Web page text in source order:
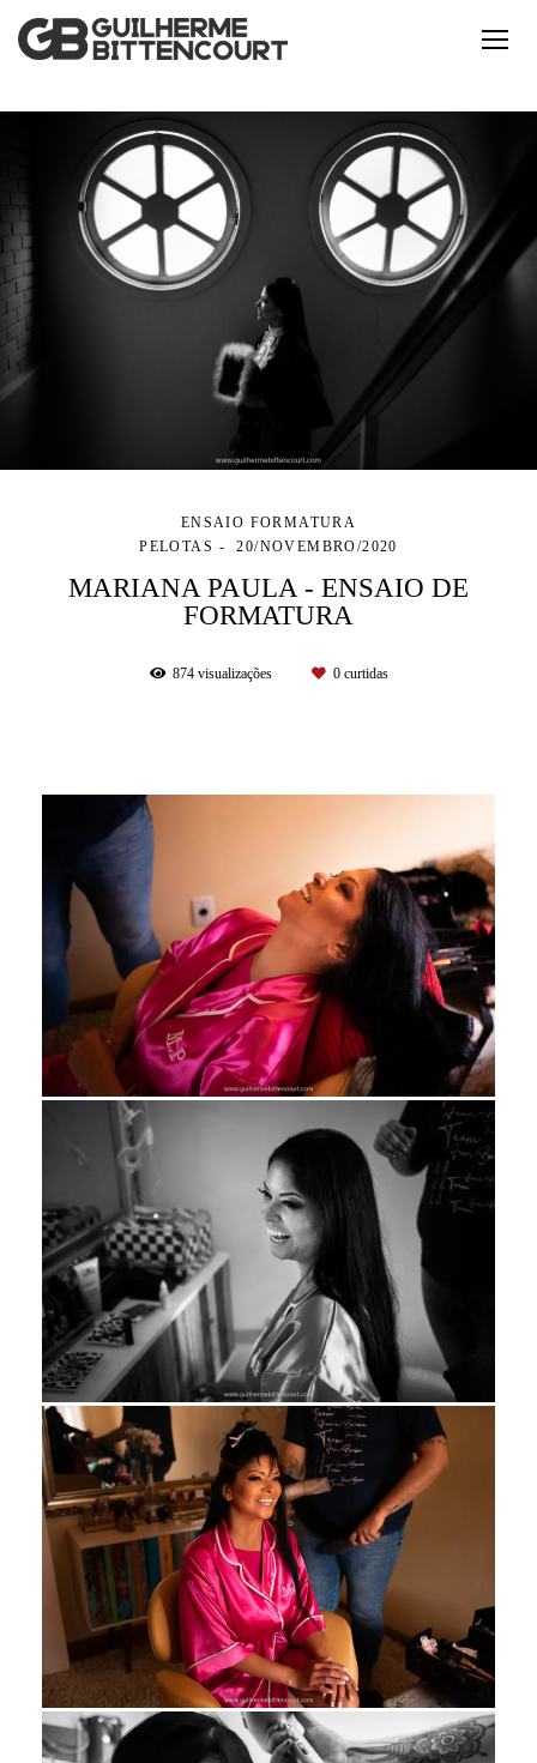
ENSAIO FORMATURA
PELOTAS
20/NOVEMBRO/2020
MARIANA PAULA - ENSAIO DE
FORMATURA
874visualizações 0curtidas